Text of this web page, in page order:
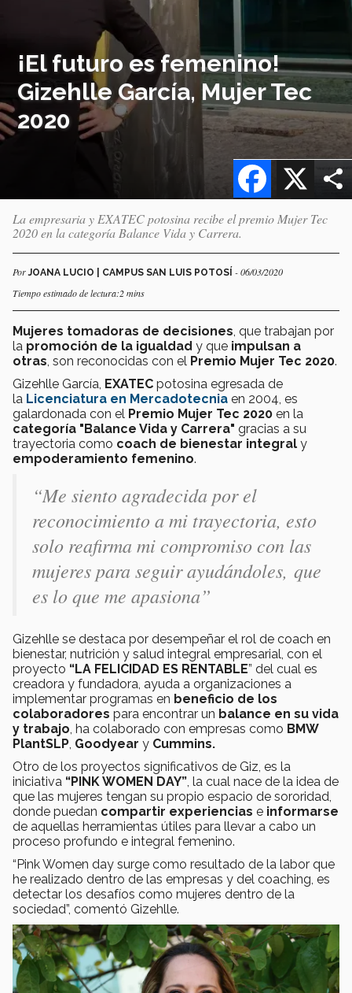
¡El futuro es femenino!
Gizehlle García, Mujer Tec
2020
X
Facebook
La empresaria y EXATEC potosina recibe el premio Mujer Tec
2020 en la categoría Balance Vida y Carrera.
PorJOANA LUCIO | CAMPUS SAN LUIS POTOSÍ - 06/03/2020
Tiempo estimado de lectura:2 mins
Mujeres tomadoras de decisiones , que trabajan por
la promoción de la igualdad y que impulsan a
otras , son reconocidas con el Premio Mujer Tec 2020.
Gizehlle García, EXATEC potosina egresada de
la Licenciatura en Mercadotecnia en 2004, es
galardonada con el Premio Mujer Tec 2020 en la
categoría "Balance Vida y Carrera" gracias a su
trayectoria como coach de bienestar integral y
empoderamiento femenino.
“Me siento agradecida por el
reconocimiento a mi trayectoria, esto
solo reafirma mi compromiso con las
mujeres para seguir ayudándoles, que
es lo que me apasiona”
Gizehlle se destaca por desempeñar el rol de coach en
bienestar, nutrición y salud integral empresarial, con el
proyecto “LA FELICIDAD ES RENTABLE” del cual es
creadora y fundadora, ayuda a organizaciones a
implementar programas en beneficio de los
colaboradores para encontrar un balance en su vida
y trabajo , ha colaborado con empresas como BMW
PlantSLP Goodyear y Cummins.
Otro de los proyectos significativos de Giz, es la
iniciativa “PINK WOMEN DAY” , la cual nace de la idea de
que las mujeres tengan su propio espacio de sororidad,
donde puedan compartir experiencias e informarse
de aquellas herramientas útiles para llevar a cabo un
proceso profundo e integral femenino.
“Pink Women day surge como resultado de la labor que
he realizado dentro de las empresas y del coaching, es
detectar los desafíos como mujeres dentro de la
sociedad”, comentó Gizehlle.